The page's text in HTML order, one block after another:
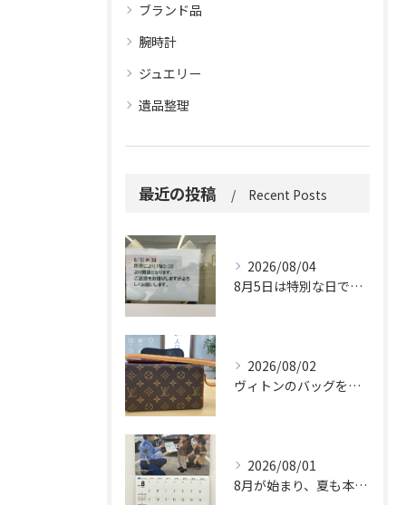
ブランド品
腕時計
ジュエリー
遺品整理
最近の投稿 Recent Posts
2026/08/04
8月5日は特別な日です。
2026/08/02
ヴィトンのバッグを久しぶりに取り出しましたか？
2026/08/01
8月が始まり、夏も本番ですね。